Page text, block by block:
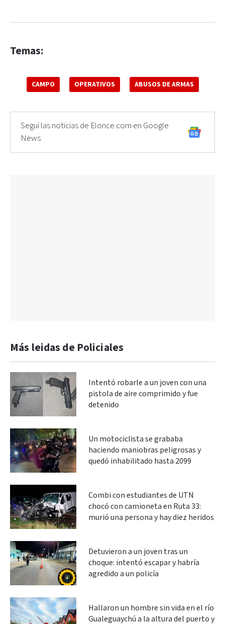
Temas:
CAMPO OPERATIVOS ABUSOS DE ARMAS
Seguí las noticias de Elonce.com en Google
News
Más leidas de Policiales
Intentó robarle a un joven con una
pistola de aire comprimido y fue
detenido
Un motociclista se grababa
haciendo maniobras peligrosas y
quedó inhabilitado hasta 2099
Combi con estudiantes de UTN
chocó con camioneta en Ruta 33:
murió una persona y hay diez heridos
Detuvieron a un joven tras un
choque: intentó escapar y habría
agredido a un policía
Hallaron un hombre sin vida en el río
Gualeguaychú a la altura del puerto y